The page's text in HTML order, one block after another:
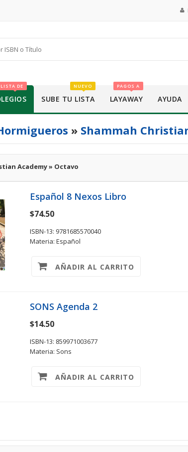
LISTA DE
SUBE TU LISTA
NUEVO
LAYAWAY
PAGOS A
AYUDA
» Shammah
Academy » Octavo
Español 8 Nexos Libro
$74.50
ISBN-13: 9781685570040
Materia: Español
AÑADIR AL CARRITO
SONS Agenda 2
$14.50
ISBN-13: 859971003677
Materia: Sons
AÑADIR AL CARRITO